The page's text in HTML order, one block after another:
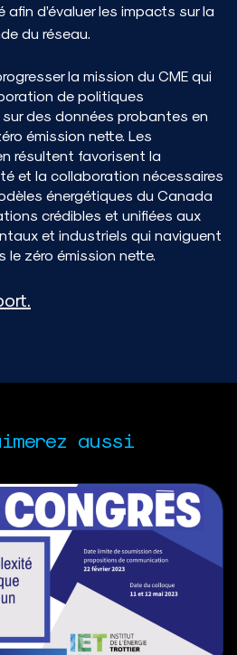
d’évaluer les impacts sur la
du réseau.
la mission du CME qui
de politiques
des données probantes en
émission nette. Les
résultent favorisent la
et la collaboration nécessaires
énergétiques du Canada
crédibles et unifiées aux
et industriels qui naviguent
le zéro émission nette.
aussi